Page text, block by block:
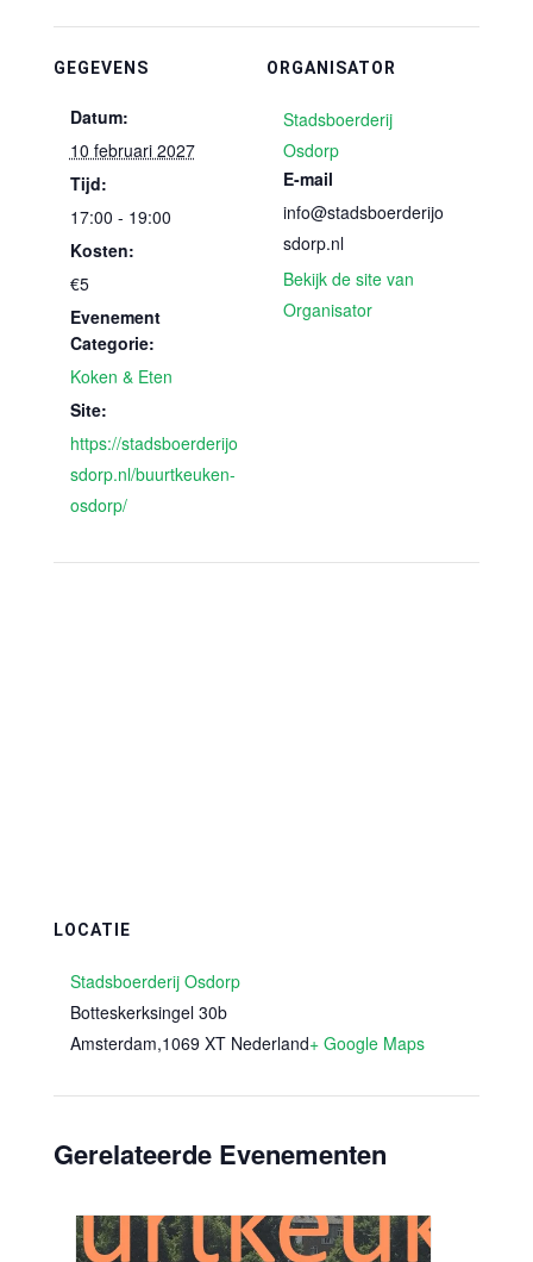
GEGEVENS
Datum:
10 februari 2027
Tijd:
17:00 - 19:00
Kosten:
€5
Evenement
Categorie:
Koken & Eten
Site:
https://stadsboerderijo
sdorp.nl/buurtkeuken-
osdorp/
ORGANISATOR
Stadsboerderij
Osdorp
E-mail
info@stadsboerderijo
sdorp.nl
Bekijk de site van
Organisator
LOCATIE
Stadsboerderij Osdorp
Botteskerksingel 30b
Amsterdam,1069 XT Nederland+ Google Maps
Gerelateerde Evenementen